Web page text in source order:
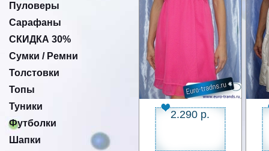
Пуловеры
Сарафаны
СКИДКА 30%
Сумки / Ремни
Толстовки
Топы
Туники
Футболки
Шапки
2.290 р.